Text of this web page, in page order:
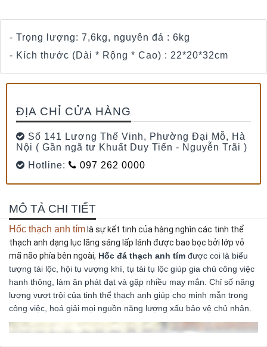
- Trọng lượng: 7,6kg, nguyên đá : 6kg
- Kích thước (Dài * Rộng * Cao) : 22*20*32cm
ĐỊA CHỈ CỬA HÀNG
Số 141 Lương Thế Vinh, Phường Đại Mỗ, Hà
Nội ( Gần ngã tư Khuất Duy Tiến - Nguyễn Trãi )
Hotline:
097 262 0000
MÔ TẢ CHI TIẾT
Hốc thạch anh tím là sự kết tinh của hàng nghìn các tinh thể
thạch anh dạng lục lăng sáng lấp lánh được bao bọc bởi lớp vỏ
mã não phía bên ngoài, Hốc đá thạch anh tím được coi là biểu
tượng tài lộc, hội tụ vượng khí, tụ tài tụ lộc giúp gia chủ công việc
hanh thông, làm ăn phát đạt và gặp nhiều may mắn. Chỉ số năng
lượng vượt trội của tinh thể thạch anh giúp cho minh mẫn trong
công việc, hoá giải mọi nguồn năng lượng xấu bảo vệ chủ nhân.